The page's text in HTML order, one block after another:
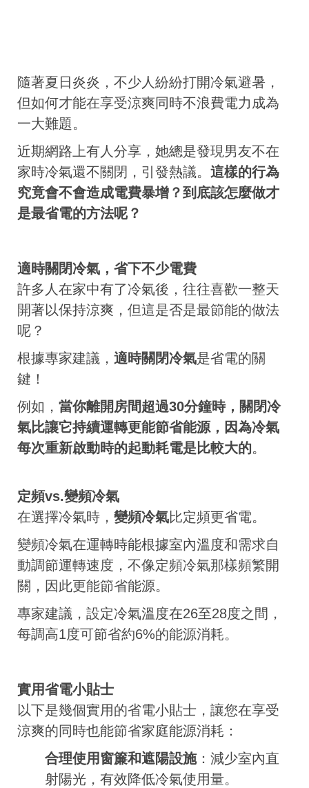
隨著夏日炎炎，不少人紛紛打開冷氣避暑，
但如何才能在享受涼爽同時不浪費電力成為
一大難題。
近期網路上有人分享，她總是發現男友不在
家時冷氣還不關閉，引發熱議。 這樣的行為
究竟會不會造成電費暴增？到底該怎麼做才
是最省電的方法呢？
適時關閉冷氣，省下不少電費
許多人在家中有了冷氣後，往往喜歡一整天
開著以保持涼爽，但這是否是最節能的做法
呢？
根據專家建議， 適時關閉冷氣是省電的關
鍵！
例如， 當你離開房間超過30分鐘時，關閉冷
氣比讓它持續運轉更能節省能源，因為冷氣
每次重新啟動時的起動耗電是比較大的。
定頻vs.變頻冷氣
在選擇冷氣時， 變頻冷氣比定頻更省電。
變頻冷氣在運轉時能根據室內溫度和需求自
動調節運轉速度，不像定頻冷氣那樣頻繁開
關，因此更能節省能源。
專家建議，設定冷氣溫度在26至28度之間，
每調高1度可節省約6%的能源消耗。
實用省電小貼士
以下是幾個實用的省電小貼士，讓您在享受
涼爽的同時也能節省家庭能源消耗：
合理使用窗簾和遮陽設施：減少室內直
射陽光，有效降低冷氣使用量。